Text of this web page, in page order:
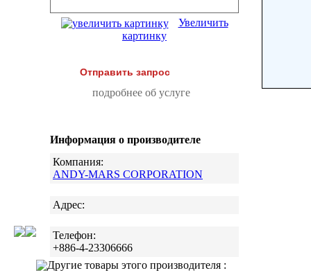
Увеличить
картинку
Отправить запрос
подробнее об услуге
Информация о производителе
Компания:
ANDY-MARS CORPORATION
Адрес:
Телефон:
+886-4-23306666
Другие товары этого производителя :